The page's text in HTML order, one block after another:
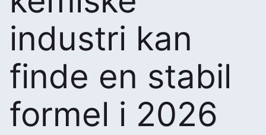
industri kan
finde en stabil
formel i 2026